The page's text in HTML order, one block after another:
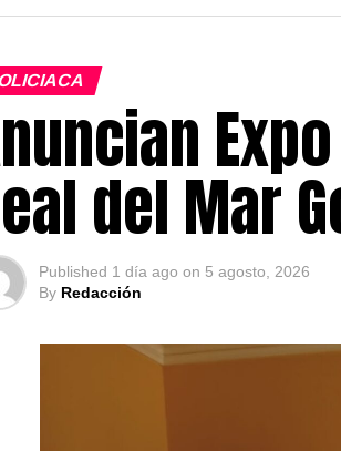
del Mar
Published 1 día ago on 5 agosto, 2026
By Redacción